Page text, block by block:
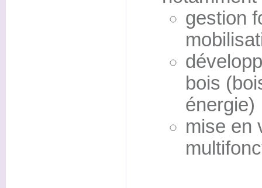
gestion
bois
énergie)
mise en